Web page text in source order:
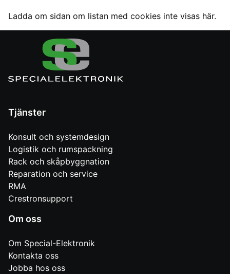
Ladda om sidan om listan med cookies inte visas här.
Tjänster
Konsult och systemdesign
Logistik och rumspackning
Rack och skåpbyggnation
Reparation och service
RMA
Crestronsupport
Om oss
Om Special-Elektronik
Kontakta oss
Jobba hos oss